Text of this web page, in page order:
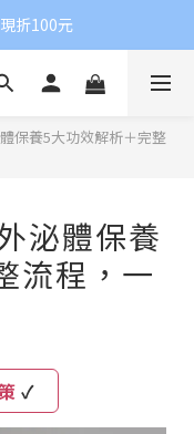
折100元
保養5大功效解析＋完整
泌體保養
流程，一
✓